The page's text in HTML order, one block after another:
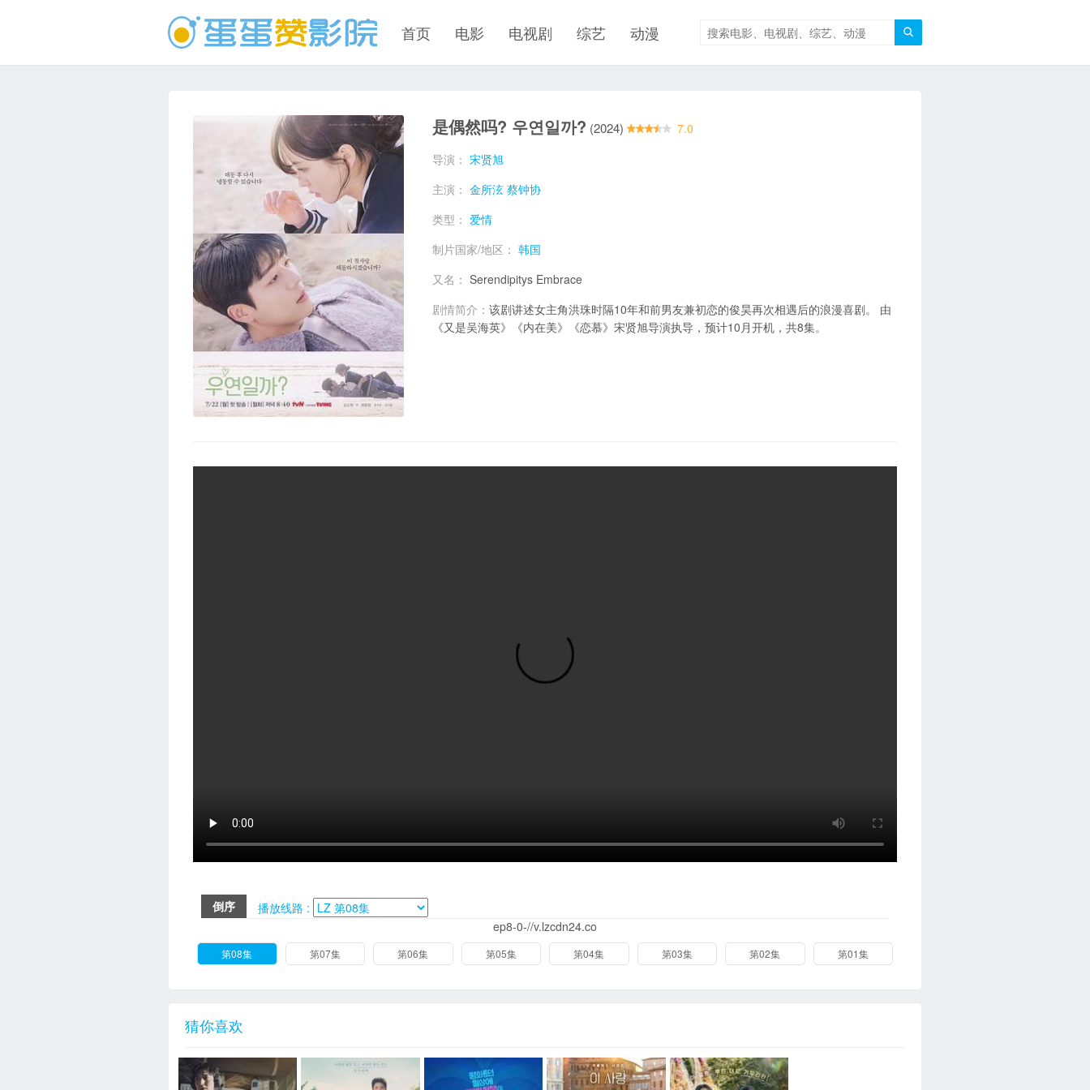

首页 电影 电视剧 综艺 动漫
是偶然吗? 우연일까? (2024)
7.0
导演： 宋贤旭
主演： 金所泫 蔡钟协
类型： 爱情
制片国家/地区： 韩国
又名： Serendipitys Embrace
剧情简介： 该剧讲述女主角洪珠时隔10年和前男友兼初恋的俊昊再次相遇后的浪漫喜剧。 由
《又是吴海英》《内在美》《恋慕》宋贤旭导演执导，预计10月开机，共8集。
倒序
播放线路 :
ep8-0-//v.lzcdn24.co
第08集 第07集 第06集 第05集 第04集 第03集 第02集 第01集
猜你喜欢